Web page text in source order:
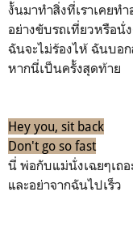
งั้นมาทำสิ่งที่เราเคยทำ
อย่างขับรถเที่ยวหรือนั่
ฉันจะไม่ร้องไห้ ฉันบอก
หากนี่เป็นครั้งสุดท้าย
Hey you, sit back
Don't go so fast
นี่ พ่อกับแม่นั่งเฉยๆเถอ
และอย่าจากฉันไปเร็ว